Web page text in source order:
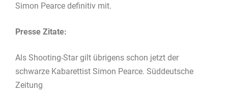
Simon Pearce definitiv mit.
Presse Zitate:
Als Shooting-Star gilt übrigens schon jetzt der
schwarze Kabarettist Simon Pearce. Süddeutsche
Zeitung